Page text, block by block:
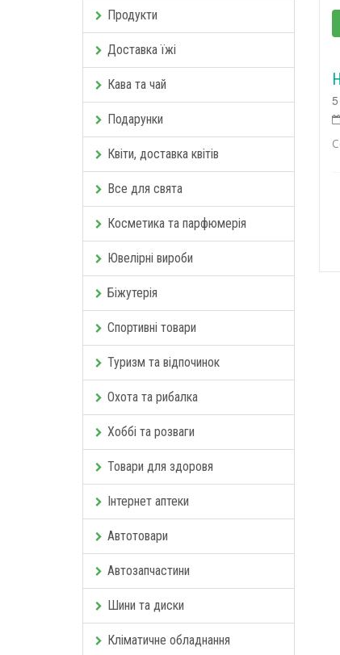
Продукти
Доставка їжі
Кава та чай
Подарунки
Квіти, доставка квітів
Все для свята
Косметика та парфюмерія
Ювелірні вироби
Біжутерія
Спортивні товари
Туризм та відпочинок
Охота та рибалка
Хоббі та розваги
Товари для здоровя
Інтернет аптеки
Автотовари
Автозапчастини
Шини та диски
Кліматичне обладнання
5